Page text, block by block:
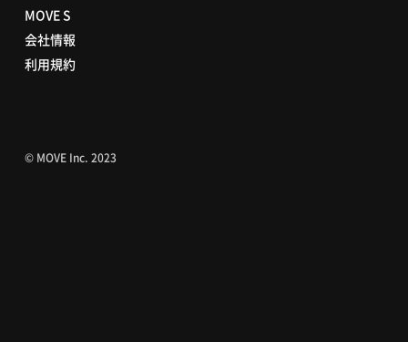
MOVE S
会社情報
利用規約
© MOVE Inc. 2023